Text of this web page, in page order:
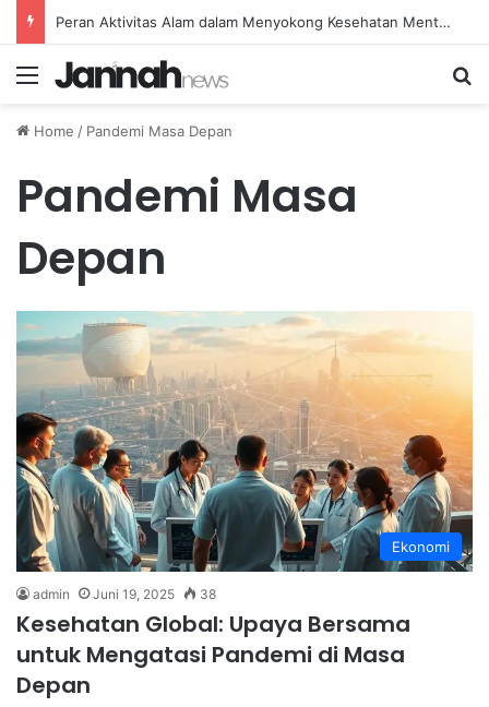
Peran Aktivitas Alam dalam Menyokong Kesehatan Mental dan Menenangkan Pikiran di Masa Sulit
Menu
Home / Pandemi Masa Depan
Pandemi Masa
Depan
Ekonomi
admin Juni 19, 2025 38
Kesehatan Global: Upaya Bersama
untuk Mengatasi Pandemi di Masa
Depan